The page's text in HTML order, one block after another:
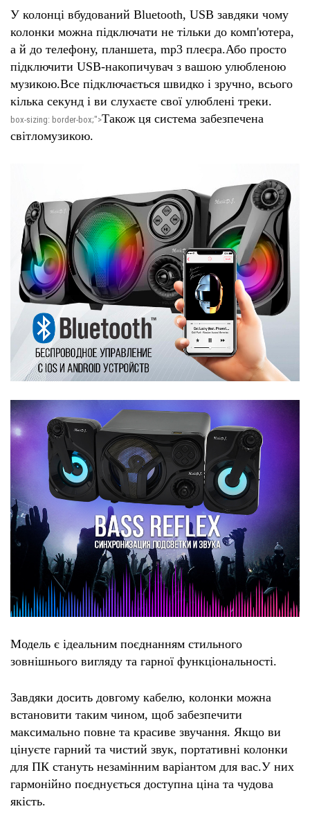
У колонці вбудований Bluetooth, USB завдяки чому
колонки можна підключати не тільки до комп'ютера,
а й до телефону, планшета, mp3 плеєра.Або просто
підключити USB-накопичувач з вашою улюбленою
музикою.Все підключається швидко і зручно, всього
кілька секунд і ви слухаєте свої улюблені треки.
box-sizing: border-box;">Також ця система забезпечена
світломузикою.
Модель є ідеальним поєднанням стильного
зовнішнього вигляду та гарної функціональності.
Завдяки досить довгому кабелю, колонки можна
встановити таким чином, щоб забезпечити
максимально повне та красиве звучання. Якщо ви
цінуєте гарний та чистий звук, портативні колонки
для ПК стануть незамінним варіантом для вас.У них
гармонійно поєднується доступна ціна та чудова
якість.